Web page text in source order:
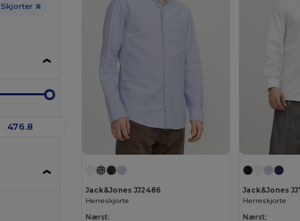
Skjorter
Jack&Jones JJ2486
Herreskjorte
Nærst:
Jack&Jones
Herreskjorte
Nærst: